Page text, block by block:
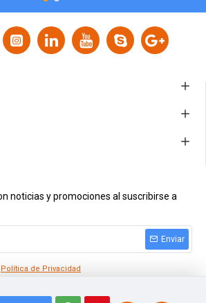
noticias y promociones al suscribirse a
Enviar
Política de Privacidad